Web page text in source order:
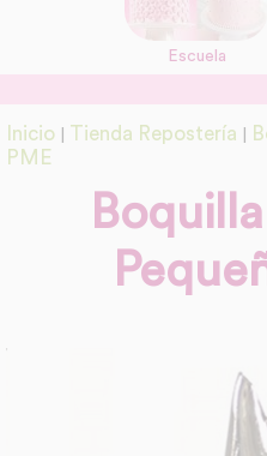
Escuela
Inicio Tienda Repostería
PME
link